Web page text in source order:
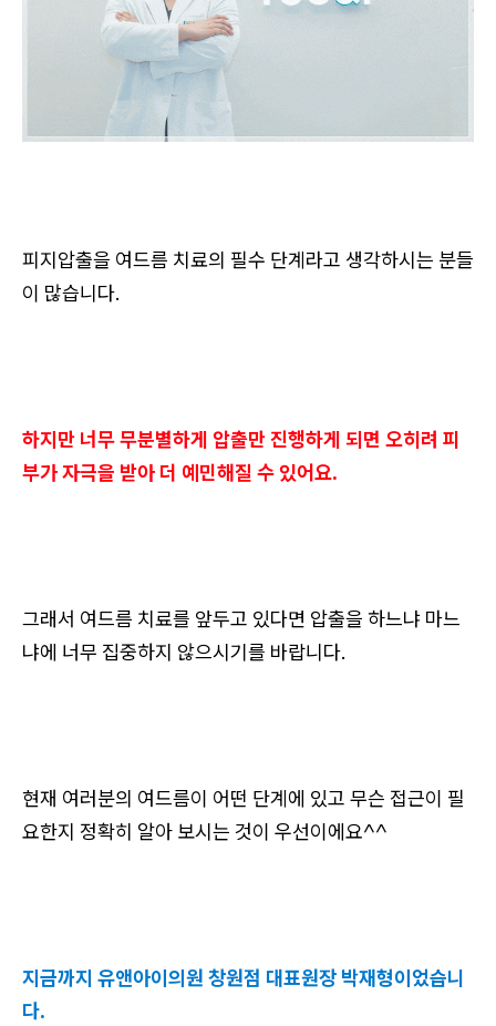
피지압출을 여드름 치료의 필수 단계라고 생각하시는 분들
이 많습니다.
하지만 너무 무분별하게 압출만 진행하게 되면 오히려 피
부가 자극을 받아 더 예민해질 수 있어요.
그래서 여드름 치료를 앞두고 있다면 압출을 하느냐 마느
냐에 너무 집중하지 않으시기를 바랍니다.
현재 여러분의 여드름이 어떤 단계에 있고 무슨 접근이 필
요한지 정확히 알아 보시는 것이 우선이에요^^
지금까지 유앤아이의원 창원점 대표원장 박재형이었습니
다.